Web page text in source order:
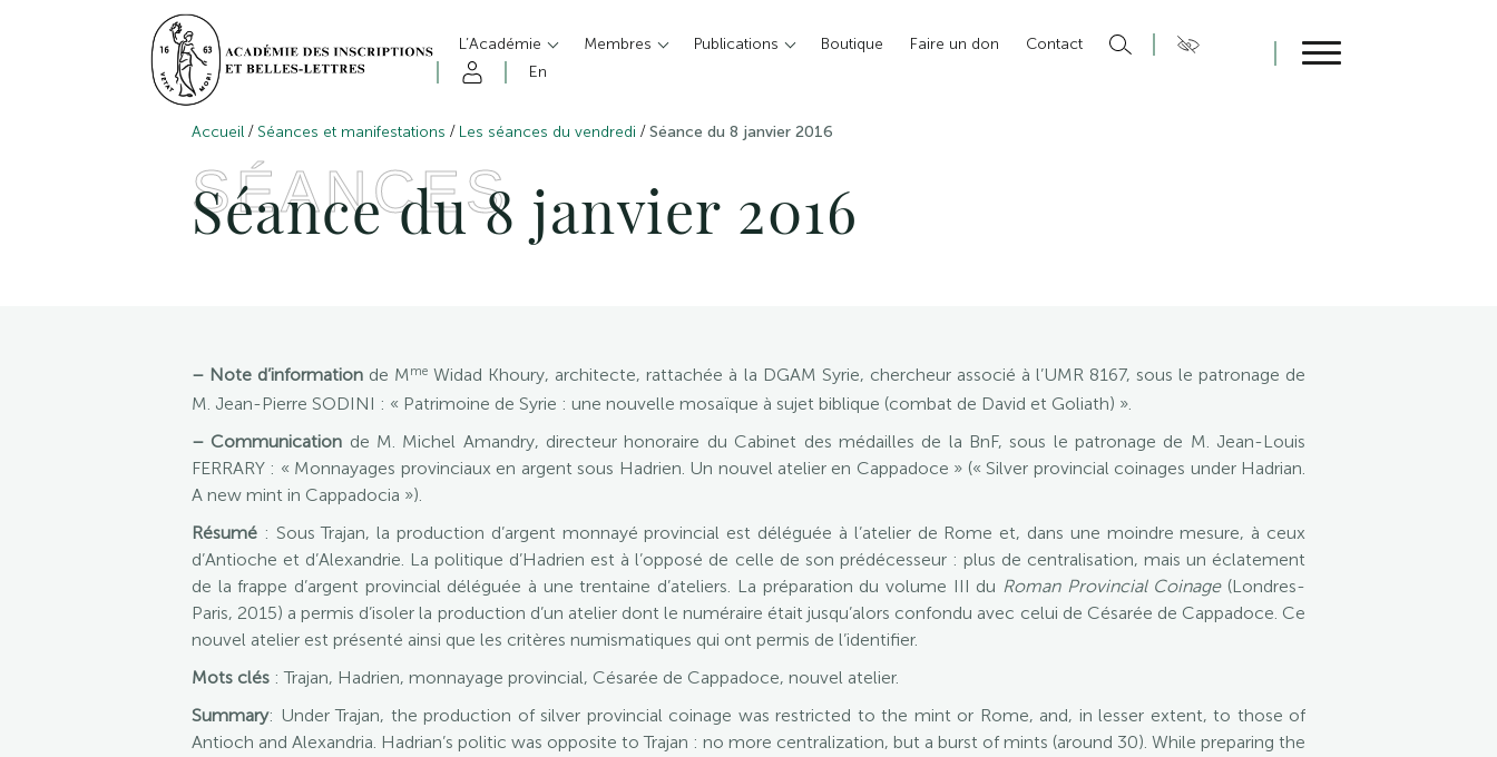
L’Académie Membres Publications Boutique Faire un don
Contact
En
Accueil / Séances et manifestations / Les séances du vendredi /Séance du 8 janvier 2016
SÉANCES
Séance du 8 janvier 2016
– Note d’information de Mme Widad Khoury, architecte, rattachée à la DGAM Syrie, chercheur associé à l’UMR 8167, sous le patronage de
M. Jean-Pierre SODINI : « Patrimoine de Syrie : une nouvelle mosaïque à sujet biblique (combat de David et Goliath) ».
– Communication de M. Michel Amandry, directeur honoraire du Cabinet des médailles de la BnF, sous le patronage de M. Jean-Louis
FERRARY : « Monnayages provinciaux en argent sous Hadrien. Un nouvel atelier en Cappadoce » (« Silver provincial coinages under Hadrian.
A new mint in Cappadocia »).
Résumé : SousTrajan, la production d’argent monnayé provincial est déléguée à l’atelier de Rome et, dans une moindre mesure, à ceux
d’Antioche et d’Alexandrie. La politique d’Hadrien est à l’opposé de celle de son prédécesseur : plus de centralisation, mais un éclatement
de la frappe d’argent provincial déléguée à une trentaine d’ateliers. La préparation du volume III du Roman Provincial Coinage (Londres-
Paris, 2015) a permis d’isoler la production d’un atelier dont le numéraire était jusqu’alors confondu avec celui de Césarée de Cappadoce. Ce
nouvel atelier est présenté ainsi que les critères numismatiques qui ont permis de l’identifier.
Mots clés : Trajan, Hadrien, monnayage provincial, Césarée de Cappadoce, nouvel atelier.
Summary: Under Trajan, the production of silver provincial coinage was restricted to the mint or Rome, and, in lesser extent, to those of
Antioch and Alexandria. Hadrian’s politic was opposite to Trajan : no more centralization, but a burst of mints (around 30). While preparing the